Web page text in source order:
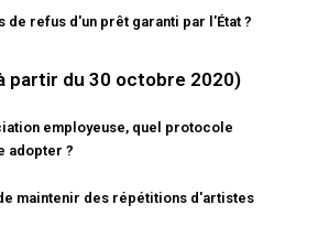
de refus d'un prêt garanti par l'État ?
partir du 30 octobre 2020)
employeuse, quel protocole
adopter ?
maintenir des répétitions d'artistes